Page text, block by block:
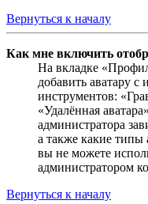
Вернуться к началу
Как мне включить
На вкладке
добавить аватару с
инструментов:
«Удалённая
администратора
а также какие типы
вы не можете
администратором
Вернуться к началу